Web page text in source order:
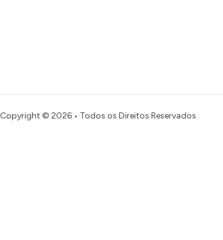
Copyright © 2026 • Todos os Direitos Reservados